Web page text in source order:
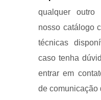
qualquer outro
nosso catálogo
técnicas
caso tenha
entrar em
de comunicação